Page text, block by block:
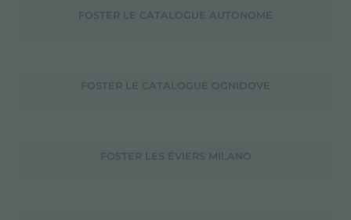
FOSTER LE CATALOGUE AUTONOME
FOSTER LE CATALOGUE OGNIDOVE
FOSTER LES ÉVIERS MILANO